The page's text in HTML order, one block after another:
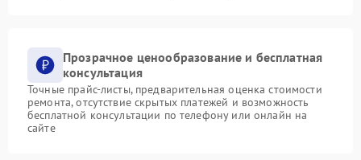
Прозрачное ценообразование и бесплатная
консультация
Точные прайс-листы, предварительная оценка стоимости
ремонта, отсутствие скрытых платежей и возможность
бесплатной консультации по телефону или онлайн на
сайте